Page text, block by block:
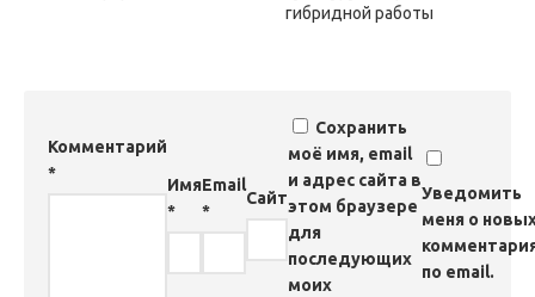
гибридной работы
Комментарий
*
Имя
*
Email
*
Сайт
Сохранить
моё имя, email
и адрес сайта в
этом браузере
для
последующих
моих
Уведомить
меня о
по email.